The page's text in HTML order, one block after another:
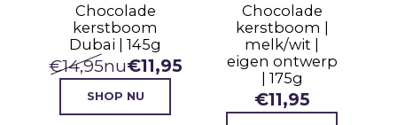
Chocolade
kerstboom
Dubai | 145g
€14,95nu€11,95
SHOP NU
Chocolade
kerstboom |
melk/wit |
eigen ontwerp
| 175g
€11,95